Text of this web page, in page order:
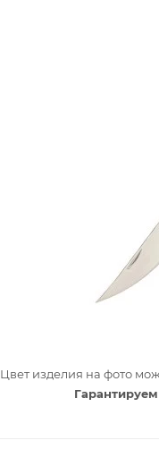
Цвет изделия на фото